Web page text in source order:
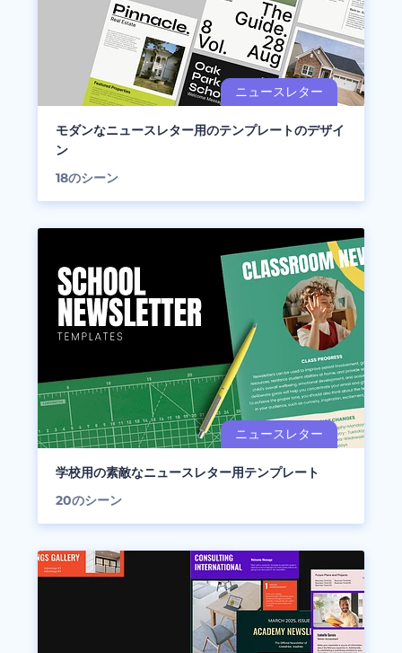
モダンなニュースレター用のテンプレートのデザイ
ン
18のシーン
学校用の素敵なニュースレター用テンプレート
20のシーン